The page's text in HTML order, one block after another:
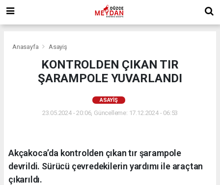
Anasayfa Asayiş
KONTROLDEN ÇIKAN TIR
ŞARAMPOLE YUVARLANDI
ASAYIŞ
23.05.2024 - 20:06, Güncelleme: 17.12.2024 - 06:53
Akçakoca’da kontrolden çıkan tır şarampole
devrildi. Sürücü çevredekilerin yardımı ile araçtan
çıkarıldı.